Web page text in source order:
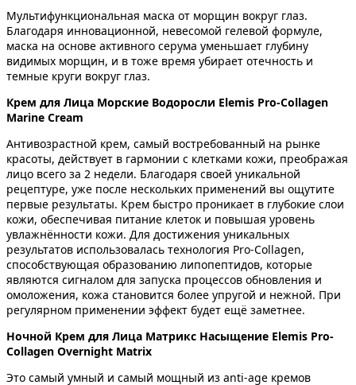
Мультифункциональная маска от морщин вокруг глаз.
Благодаря инновационной, невесомой гелевой формуле,
маска на основе активного серума уменьшает глубину
видимых морщин, и в тоже время убирает отечность и
темные круги вокруг глаз.
Крем для Лица Морские Водоросли Elemis Pro-Collagen
Marine Cream
Антивозрастной крем, самый востребованный на рынке
красоты, действует в гармонии с клетками кожи, преображая
лицо всего за 2 недели. Благодаря своей уникальной
рецептуре, уже после нескольких применений вы ощутите
первые результаты. Крем быстро проникает в глубокие слои
кожи, обеспечивая питание клеток и повышая уровень
увлажнённости кожи. Для достижения уникальных
результатов использовалась технология Pro-Collagen,
способствующая образованию липопептидов, которые
являются сигналом для запуска процессов обновления и
омоложения, кожа становится более упругой и нежной. При
регулярном применении эффект будет ещё заметнее.
Ночной Крем для Лица Матрикс Насыщение Elemis Pro-
Collagen Overnight Matrix
Это самый умный и самый мощный из anti-age кремов